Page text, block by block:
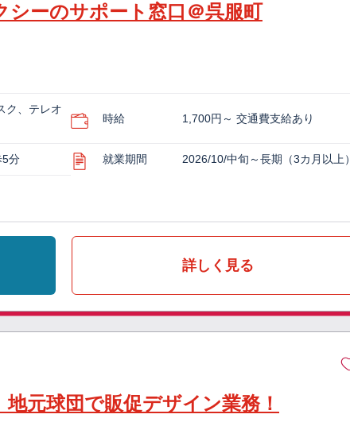
シーのサポート窓口＠呉服町
ク、テレオ
時給 1,700円～ 交通費支給あり
5分 就業期間 2026/10/中旬～長期（3カ月以上）
詳しく見る
地元球団で販促デザイン業務！